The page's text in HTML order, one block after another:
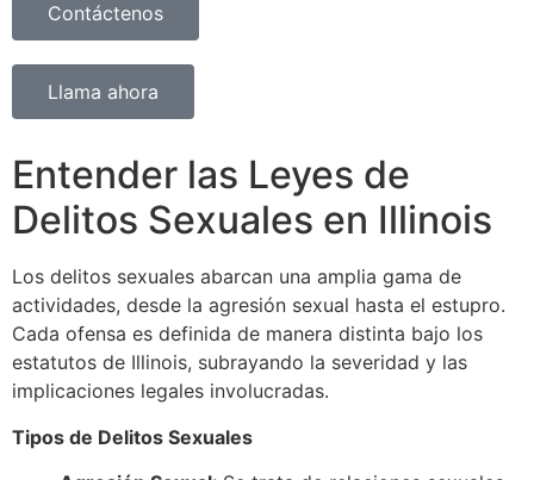
Contáctenos
Llama ahora
Entender las Leyes de
Delitos Sexuales en Illinois
Los delitos sexuales abarcan una amplia gama de
actividades, desde la agresión sexual hasta el estupro.
Cada ofensa es definida de manera distinta bajo los
estatutos de Illinois, subrayando la severidad y las
implicaciones legales involucradas.
Tipos de Delitos Sexuales